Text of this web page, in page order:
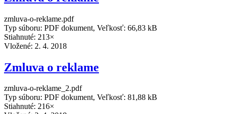
zmluva-o-reklame.pdf
Typ súboru: PDF dokument, Veľkosť: 66,83 kB
Stiahnuté: 213×
Vložené: 2. 4. 2018
Zmluva o reklame
zmluva-o-reklame_2.pdf
Typ súboru: PDF dokument, Veľkosť: 81,88 kB
Stiahnuté: 216×